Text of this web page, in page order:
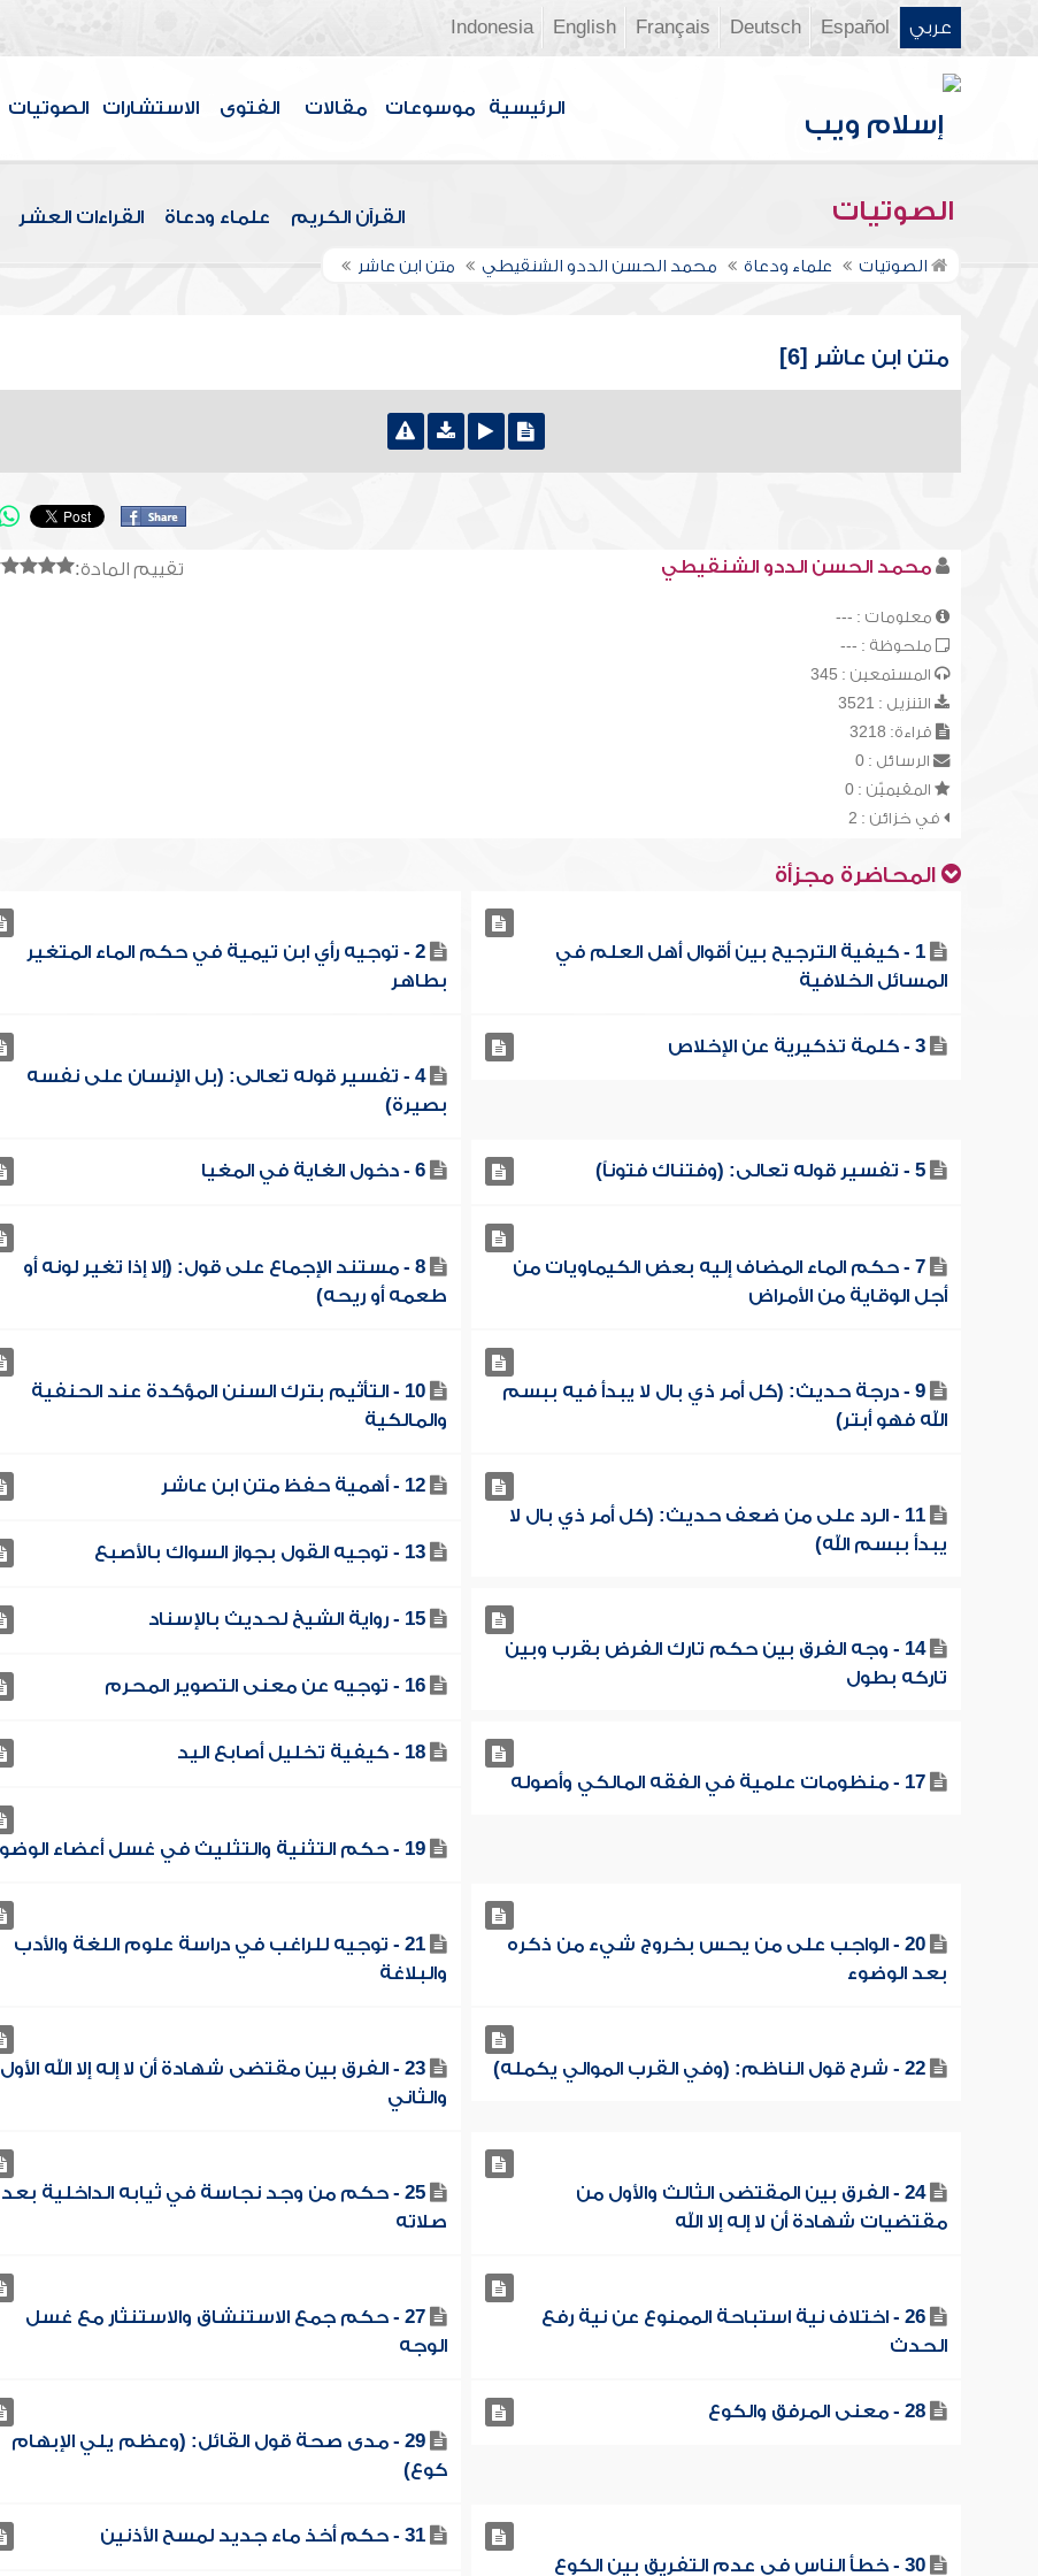
عربي Español
Deutsch
Français
English
Indonesia
الرئيسية موسوعات مقالات الفتوى الاستشارات الصوتيات
الصوتيات القرآن الكريم علماء ودعاة القراءات العشر
الصوتيات علماء ودعاة محمد الحسن الددو الشنقيطي متن ابن عاشر
متن ابن عاشر [6]
تقييم المادة: محمد الحسن الددو الشنقيطي
معلومات : ---
ملحوظة : ---
المستمعين : 345
التنزيل : 3521
قراءة: 3218
الرسائل : 0
المقيميّن : 0
في خزائن : 2
المحاضرة مجزأة
1 - كيفية الترجيح بين أقوال أهل العلم في
المسائل الخلافية
2 - توجيه رأي ابن تيمية في حكم الماء المتغير
بطاهر
3 - كلمة تذكيرية عن الإخلاص
4 - تفسير قوله تعالى: (بل الإنسان على نفسه
بصيرة)
5 - تفسير قوله تعالى: (وفتناك فتوناً) 6 - دخول الغاية في المغيا
7 - حكم الماء المضاف إليه بعض الكيماويات من
أجل الوقاية من الأمراض
8 - مستند الإجماع على قول: (إلا إذا تغير لونه أو
طعمه أو ريحه)
9 - درجة حديث: (كل أمر ذي بال لا يبدأ فيه ببسم
الله فهو أبتر)
10 - التأثيم بترك السنن المؤكدة عند الحنفية
والمالكية
11 - الرد على من ضعف حديث: (كل أمر ذي بال لا
يبدأ ببسم الله)
12 - أهمية حفظ متن ابن عاشر
13 - توجيه القول بجواز السواك بالأصبع
14 - وجه الفرق بين حكم تارك الفرض بقرب وبين
تاركه بطول
15 - رواية الشيخ لحديث بالإسناد
16 - توجيه عن معنى التصوير المحرم
17 - منظومات علمية في الفقه المالكي وأصوله
18 - كيفية تخليل أصابع اليد
19 - حكم التثنية والتثليث في غسل أعضاء الوضوء
20 - الواجب على من يحس بخروج شيء من ذكره
بعد الوضوء
21 - توجيه للراغب في دراسة علوم اللغة والأدب
والبلاغة
22 - شرح قول الناظم: (وفي القرب الموالي يكمله)
23 - الفرق بين مقتضى شهادة أن لا إله إلا الله الأول
والثاني
24 - الفرق بين المقتضى الثالث والأول من
مقتضيات شهادة أن لا إله إلا الله
25 - حكم من وجد نجاسة في ثيابه الداخلية بعد
صلاته
26 - اختلاف نية استباحة الممنوع عن نية رفع
الحدث
27 - حكم جمع الاستنشاق والاستنثار مع غسل
الوجه
28 - معنى المرفق والكوع
29 - مدى صحة قول القائل: (وعظم يلي الإبهام
كوع)
30 - خطأ الناس في عدم التفريق بين الكوع
31 - حكم أخذ ماء جديد لمسح الأذنين